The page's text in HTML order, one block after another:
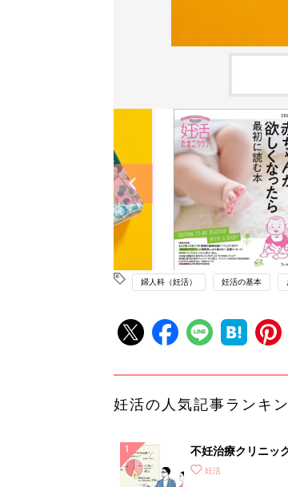
婦人科（妊活） 妊活の基本
妊活の人気記事ランキ
不妊治療クリニッ
さ」が大切！選び
妊活